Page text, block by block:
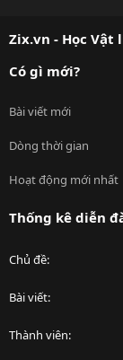
Zix.vn - Học
Có gì mới?
Bài viết mới
Dòng thời gian
Hoạt động mới nhất
Thống kê diễn
Chủ đề
Bài viết
Thành viên